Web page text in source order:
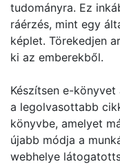
tudományra. Ez
ráérzés, mint egy
képlet. Törekedjen
ki az emberekből.
Készítsen e-
a legolvasottabb
könyvbe, amelyet
újabb módja a
webhelye